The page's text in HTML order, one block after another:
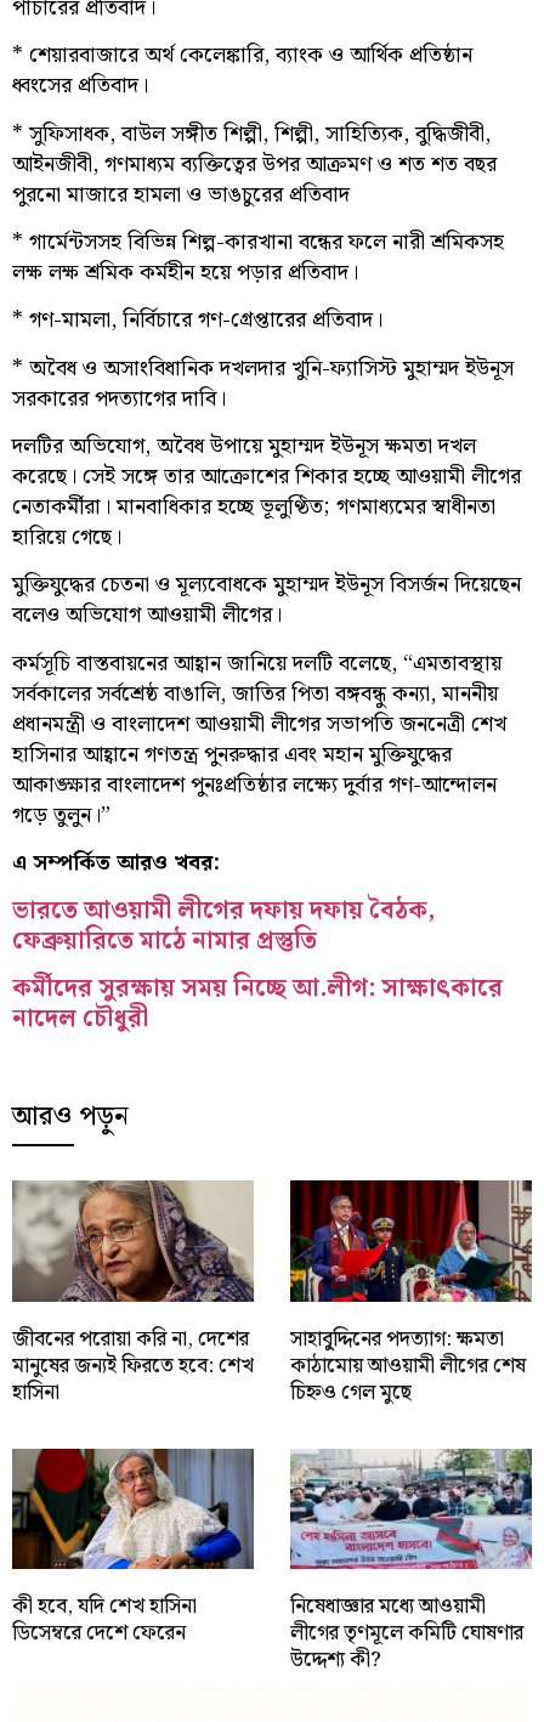
পাচারের প্রতিবাদ।
* শেয়ারবাজারে অর্থ কেলেঙ্কারি, ব্যাংক ও আর্থিক প্রতিষ্ঠান
ধ্বংসের প্রতিবাদ।
* সুফিসাধক, বাউল সঙ্গীত শিল্পী, শিল্পী, সাহিত্যিক, বুদ্ধিজীবী,
আইনজীবী, গণমাধ্যম ব্যক্তিত্বের উপর আক্রমণ ও শত শত বছর
পুরনো মাজারে হামলা ও ভাঙচুরের প্রতিবাদ
* গার্মেন্টসসহ বিভিন্ন শিল্প-কারখানা বন্ধের ফলে নারী শ্রমিকসহ
লক্ষ লক্ষ শ্রমিক কর্মহীন হয়ে পড়ার প্রতিবাদ।
* গণ-মামলা, নির্বিচারে গণ-গ্রেপ্তারের প্রতিবাদ।
* অবৈধ ও অসাংবিধানিক দখলদার খুনি-ফ্যাসিস্ট মুহাম্মদ ইউনূস
সরকারের পদত্যাগের দাবি।
দলটির অভিযোগ, অবৈধ উপায়ে ‍মুহাম্মদ ইউনূস ক্ষমতা দখল
করেছে। সেই সঙ্গে তার আক্রোশের শিকার হচ্ছে আওয়ামী লীগের
নেতাকর্মীরা। মানবাধিকার হচ্ছে ভূলুণ্ঠিত; গণমাধ্যমের স্বাধীনতা
হারিয়ে গেছে।
মুক্তিযুদ্ধের চেতনা ও মূল্যবোধকে মুহাম্মদ ইউনূস বিসর্জন দিয়েছেন
বলেও অভিযোগ আওয়ামী লীগের।
কর্মসূচি বাস্তবায়নের আহ্বান জানিয়ে দলটি বলেছে, “এমতাবস্থায়
সর্বকালের সর্বশ্রেষ্ঠ বাঙালি, জাতির পিতা বঙ্গবন্ধু কন্যা, মাননীয়
প্রধানমন্ত্রী ও বাংলাদেশ আওয়ামী লীগের সভাপতি জননেত্রী শেখ
হাসিনার আহ্বানে গণতন্ত্র পুনরুদ্ধার এবং মহান মুক্তিযুদ্ধের
আকাঙ্ক্ষার বাংলাদেশ পুনঃপ্রতিষ্ঠার লক্ষ্যে দুর্বার গণ-আন্দোলন
গড়ে তুলুন।”
এ সম্পর্কিত আরও খবর:
ভারতে আওয়ামী লীগের দফায় দফায় বৈঠক,
ফেব্রুয়ারিতে মাঠে নামার প্রস্তুতি
কর্মীদের সুরক্ষায় সময় নিচ্ছে আ.লীগ: সাক্ষাৎকারে
নাদেল চৌধুরী
আরও পড়ুন
জীবনের পরোয়া করি না, দেশের
মানুষের জন্যই ফিরতে হবে: শেখ
হাসিনা
সাহাবু্দ্দিনের পদত্যাগ: ক্ষমতা
কাঠামোয় আওয়ামী লীগের শেষ
চিহ্নও গেল মুছে
কী হবে, যদি শেখ হাসিনা
ডিসেম্বরে দেশে ফেরেন
নিষেধাজ্ঞার মধ্যে আওয়ামী
লীগের তৃণমূলে কমিটি ঘোষণার
উদ্দেশ্য কী?